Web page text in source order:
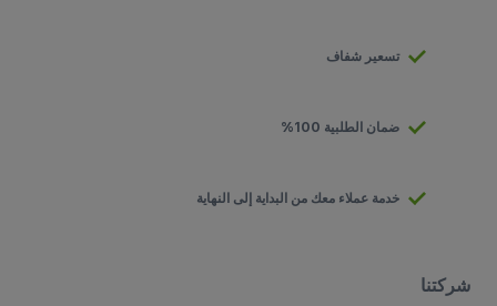
تسعير شفاف
ضمان الطلبية 100%
خدمة عملاء معك من البداية إلى النهاية
شركتنا